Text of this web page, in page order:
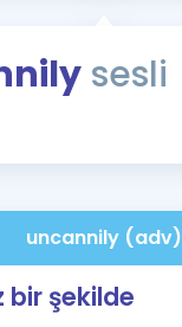
Takvimi
sesli
uncannily (adv)
bir şekilde